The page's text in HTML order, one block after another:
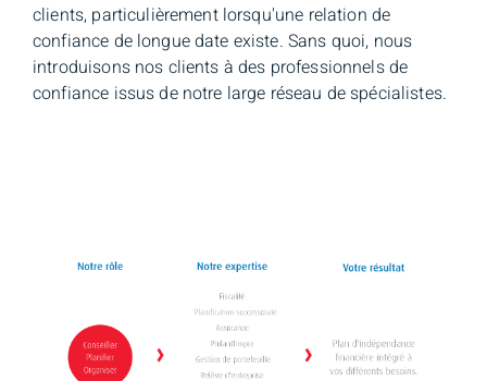
clients, particulièrement lorsqu'une relation de
confiance de longue date existe. Sans quoi, nous
introduisons nos clients à des professionnels de
confiance issus de notre large réseau de spécialistes.